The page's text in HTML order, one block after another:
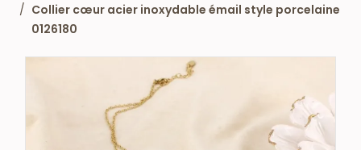
Collier cœur acier inoxydable émail style porcelaine
0126180